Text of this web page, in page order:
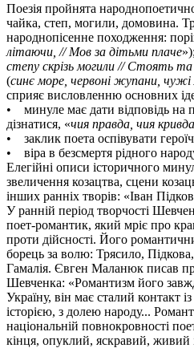
Поезія пройнята
чайка, степ, могили, домовина.
народнопісенне походження:
літаючи, // Мов за дітьми плаче
степу скрізь могили // Стоять
(синє море, червоні жупани, чужі
сприяє висловленню основних
• минуле має дати відповідь на
дізнатися, «чия правда, чия
• заклик поета оспівувати
• віра в безсмертя рідного
Елегійні описи історичного
звеличення козацтва, сцени
інших ранніх творів: «Іван
У ранній період творчості
поет-романтик, який мріє про
проти дійсності. Його
борець за волю: Трясило,
Гамалія. Євген Маланюк писав
Шевченка: «Романтизм його
Україну, він має сталий контакт
історією, з долею народу...
національній повнокровності
кінця, опуклий, яскравий, живий